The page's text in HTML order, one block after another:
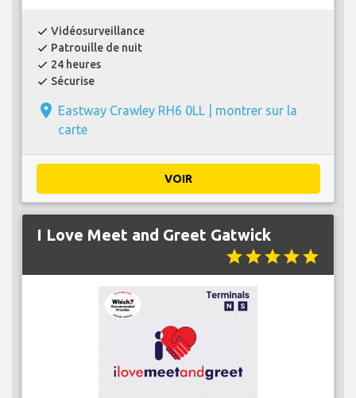
check Vidéosurveillance
check Patrouille de nuit
check 24 heures
check Sécurise
place Eastway Crawley RH6 0LL | montrer sur la
carte
VOIR
I Love Meet and Greet Gatwick
starstarstarstarstar